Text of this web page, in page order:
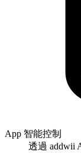
App 智能控制
透過 addwii